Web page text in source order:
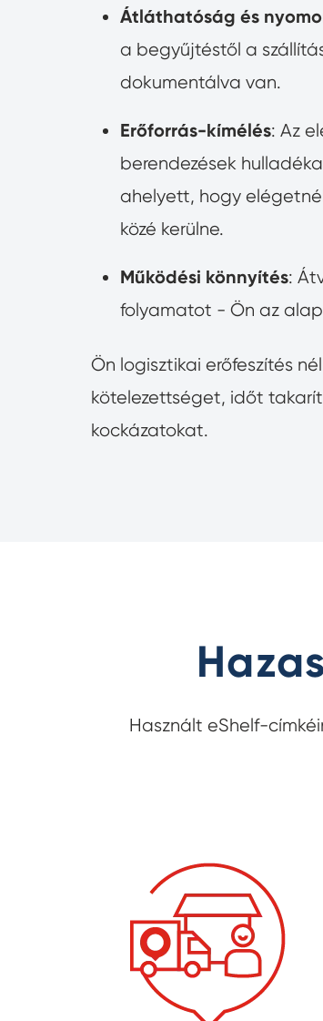
Átláthatóság és
a begyűjtéstől a
dokumentálva van.
Erőforrás-kímélés: Az
berendezések
ahelyett, hogy
közé kerülne.
Működési könnyítés:
folyamatot - Ön az
Ön logisztikai erőfeszítés
kötelezettséget, időt
kockázatokat.
Használt eShelf-